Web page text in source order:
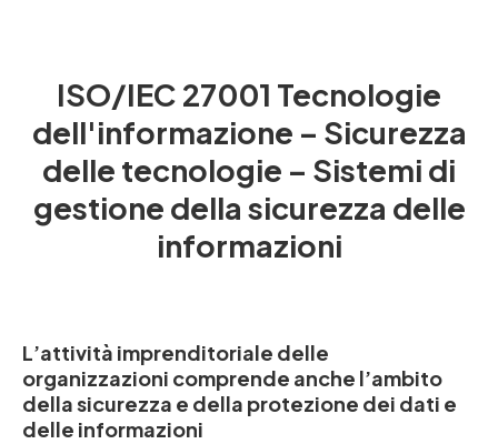
ISO/IEC 27001 Tecnologie
dell'informazione – Sicurezza
delle tecnologie – Sistemi di
gestione della sicurezza delle
informazioni
L’attività imprenditoriale delle
organizzazioni comprende anche l’ambito
della sicurezza e della protezione dei dati e
delle informazioni